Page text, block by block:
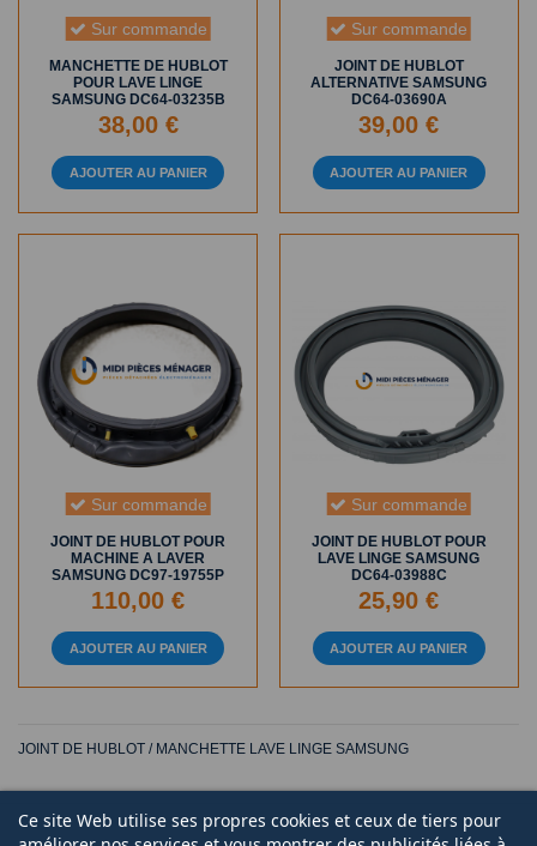
Sur commande
MANCHETTE DE HUBLOT
POUR LAVE LINGE
SAMSUNG DC64-03235B
38,00 €
AJOUTER AU PANIER
Sur commande
JOINT DE HUBLOT
ALTERNATIVE SAMSUNG
DC64-03690A
39,00 €
AJOUTER AU PANIER
Sur commande
JOINT DE HUBLOT POUR
MACHINE A LAVER
SAMSUNG DC97-19755P
110,00 €
AJOUTER AU PANIER
Sur commande
JOINT DE HUBLOT POUR
LAVE LINGE SAMSUNG
DC64-03988C
25,90 €
AJOUTER AU PANIER
JOINT DE HUBLOT / MANCHETTE LAVE LINGE SAMSUNG
Ce site Web utilise ses propres cookies et ceux de tiers pour